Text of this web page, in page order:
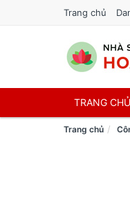
Trang chủ
TRANG CHỦ
Trang chủ